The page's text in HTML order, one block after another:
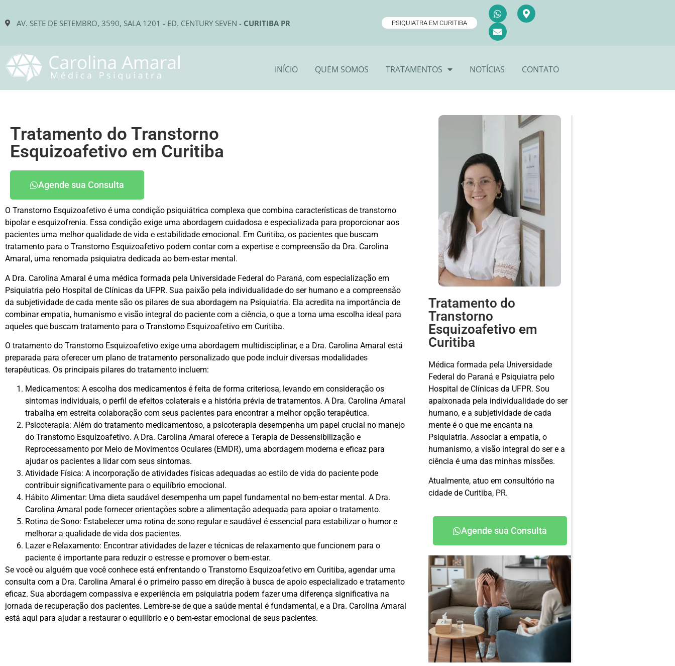
AV. SETE DE SETEMBRO, 3590, SALA 1201 - ED. CENTURY SEVEN - CURITIBA PR PSIQUIATRA EM CURITIBA
INÍCIO QUEM SOMOS TRATAMENTOS NOTÍCIAS CONTATO
Tratamento do Transtorno
Esquizoafetivo em Curitiba
Agende sua Consulta
O Transtorno Esquizoafetivo é uma condição psiquiátrica complexa que combina características de transtorno
bipolar e esquizofrenia. Essa condição exige uma abordagem cuidadosa e especializada para proporcionar aos
pacientes uma melhor qualidade de vida e estabilidade emocional. Em Curitiba, os pacientes que buscam
tratamento para o Transtorno Esquizoafetivo podem contar com a expertise e compreensão da Dra. Carolina
Amaral, uma renomada psiquiatra dedicada ao bem-estar mental.
A Dra. Carolina Amaral é uma médica formada pela Universidade Federal do Paraná, com especialização em
Psiquiatria pelo Hospital de Clínicas da UFPR. Sua paixão pela individualidade do ser humano e a compreensão
da subjetividade de cada mente são os pilares de sua abordagem na Psiquiatria. Ela acredita na importância de
combinar empatia, humanismo e visão integral do paciente com a ciência, o que a torna uma escolha ideal para
aqueles que buscam tratamento para o Transtorno Esquizoafetivo em Curitiba.
O tratamento do Transtorno Esquizoafetivo exige uma abordagem multidisciplinar, e a Dra. Carolina Amaral está
preparada para oferecer um plano de tratamento personalizado que pode incluir diversas modalidades
terapêuticas. Os principais pilares do tratamento incluem:
Medicamentos: A escolha dos medicamentos é feita de forma criteriosa, levando em consideração os
sintomas individuais, o perfil de efeitos colaterais e a história prévia de tratamentos. A Dra. Carolina Amaral
trabalha em estreita colaboração com seus pacientes para encontrar a melhor opção terapêutica.
Psicoterapia: Além do tratamento medicamentoso, a psicoterapia desempenha um papel crucial no manejo
do Transtorno Esquizoafetivo. A Dra. Carolina Amaral oferece a Terapia de Dessensibilização e
Reprocessamento por Meio de Movimentos Oculares (EMDR), uma abordagem moderna e eficaz para
ajudar os pacientes a lidar com seus sintomas.
Atividade Física: A incorporação de atividades físicas adequadas ao estilo de vida do paciente pode
contribuir significativamente para o equilíbrio emocional.
Hábito Alimentar: Uma dieta saudável desempenha um papel fundamental no bem-estar mental. A Dra.
Carolina Amaral pode fornecer orientações sobre a alimentação adequada para apoiar o tratamento.
Rotina de Sono: Estabelecer uma rotina de sono regular e saudável é essencial para estabilizar o humor e
melhorar a qualidade de vida dos pacientes.
Lazer e Relaxamento: Encontrar atividades de lazer e técnicas de relaxamento que funcionem para o
paciente é importante para reduzir o estresse e promover o bem-estar.
Se você ou alguém que você conhece está enfrentando o Transtorno Esquizoafetivo em Curitiba, agendar uma
consulta com a Dra. Carolina Amaral é o primeiro passo em direção à busca de apoio especializado e tratamento
eficaz. Sua abordagem compassiva e experiência em psiquiatria podem fazer uma diferença significativa na
jornada de recuperação dos pacientes. Lembre-se de que a saúde mental é fundamental, e a Dra. Carolina Amaral
está aqui para ajudar a restaurar o equilíbrio e o bem-estar emocional de seus pacientes.
Tratamento do
Transtorno
Esquizoafetivo em
Curitiba
Médica formada pela Universidade
Federal do Paraná e Psiquiatra pelo
Hospital de Clínicas da UFPR. Sou
apaixonada pela individualidade do ser
humano, e a subjetividade de cada
mente é o que me encanta na
Psiquiatria. Associar a empatia, o
humanismo, a visão integral do ser e a
ciência é uma das minhas missões.
Atualmente, atuo em consultório na
cidade de Curitiba, PR.
Agende sua Consulta